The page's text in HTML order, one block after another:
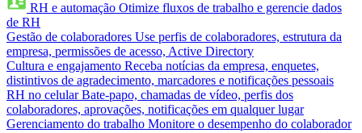
RH e automação Otimize fluxos de trabalho e gerencie dados
de RH
Gestão de colaboradores Use perfis de colaboradores, estrutura da
empresa, permissões de acesso, Active Directory
Cultura e engajamento Receba notícias da empresa, enquetes,
distintivos de agradecimento, marcadores e notificações pessoais
RH no celular Bate-papo, chamadas de vídeo, perfis dos
colaboradores, aprovações, notificações em qualquer lugar
Gerenciamento do trabalho Monitore o desempenho do colaborador